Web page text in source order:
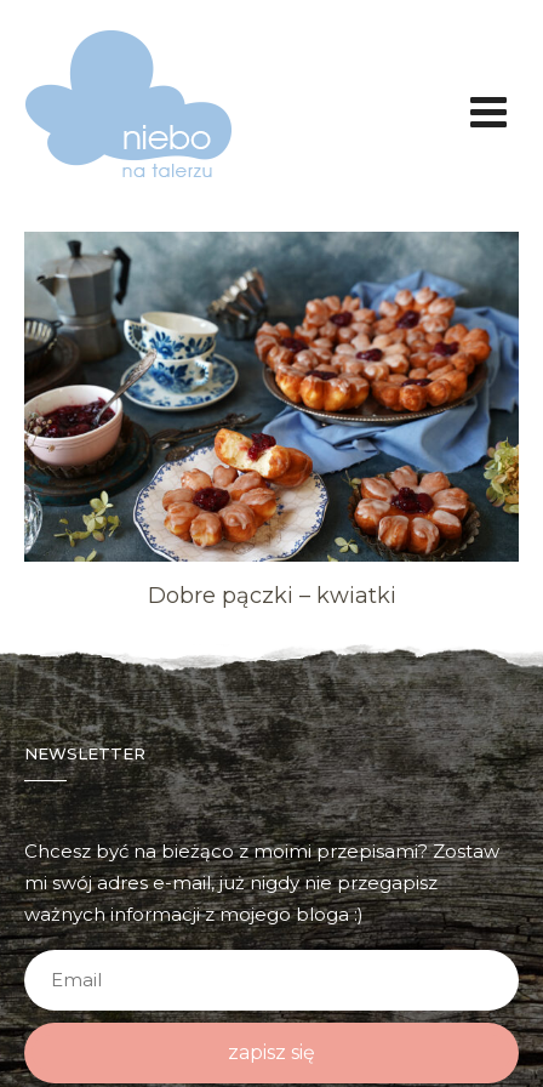
Dobre pączki – kwiatki
NEWSLETTER
Chcesz być na bieżąco z moimi przepisami? Zostaw
mi swój adres e-mail, już nigdy nie przegapisz
ważnych informacji z mojego bloga :)
zapisz się